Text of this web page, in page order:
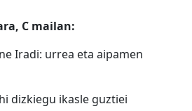
C mailan:
Iradi: urrea eta aipamen
dizkiegu ikasle guztiei